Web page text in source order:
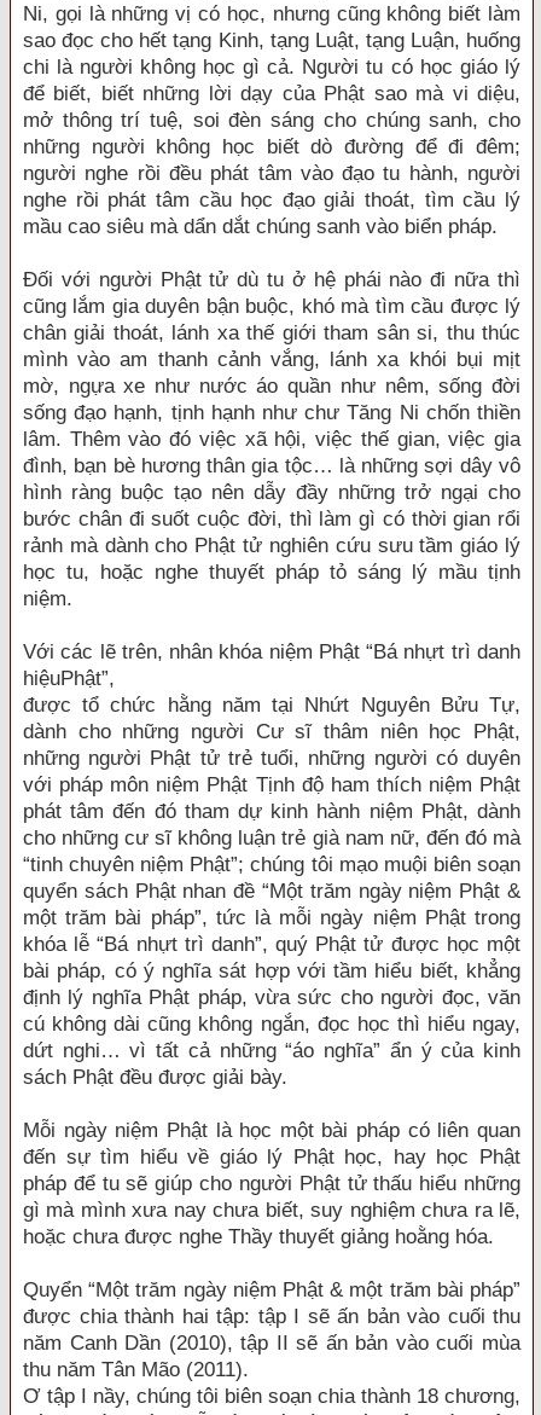
Ni, gọi là những vị có học, nhưng cũng không biết làm
sao đọc cho hết tạng Kinh, tạng Luật, tạng Luận, huống
chi là người không học gì cả. Người tu có học giáo lý
để biết, biết những lời dạy của Phật sao mà vi diệu,
mở thông trí tuệ, soi đèn sáng cho chúng sanh, cho
những người không học biết dò đường để đi đêm;
người nghe rồi đều phát tâm vào đạo tu hành, người
nghe rồi phát tâm cầu học đạo giải thoát, tìm cầu lý
mầu cao siêu mà dẩn dắt chúng sanh vào biển pháp.
Đối với người Phật tử dù tu ở hệ phái nào đi nữa thì
cũng lắm gia duyên bận buộc, khó mà tìm cầu được lý
chân giải thoát, lánh xa thế giới tham sân si, thu thúc
mình vào am thanh cảnh vắng, lánh xa khói bụi mịt
mờ, ngựa xe như nước áo quần như nêm, sống đời
sống đạo hạnh, tịnh hạnh như chư Tăng Ni chốn thiền
lâm. Thêm vào đó việc xã hội, việc thế gian, việc gia
đình, bạn bè hương thân gia tộc… là những sợi dây vô
hình ràng buộc tạo nên dẫy đầy những trở ngại cho
bước chân đi suốt cuộc đời, thì làm gì có thời gian rổi
rảnh mà dành cho Phật tử nghiên cứu sưu tầm giáo lý
học tu, hoặc nghe thuyết pháp tỏ sáng lý mầu tịnh
niệm.
Với các lẽ trên, nhân khóa niệm Phật “Bá nhựt trì danh
hiệuPhật”,
được tổ chức hằng năm tại Nhứt Nguyên Bửu Tự,
dành cho những người Cư sĩ thâm niên học Phật,
những người Phật tử trẻ tuổi, những người có duyên
với pháp môn niệm Phật Tịnh độ ham thích niệm Phật
phát tâm đến đó tham dự kinh hành niệm Phật, dành
cho những cư sĩ không luận trẻ già nam nữ, đến đó mà
“tinh chuyên niệm Phật”; chúng tôi mạo muội biên soạn
quyển sách Phật nhan đề “Một trăm ngày niệm Phật &
một trăm bài pháp”, tức là mỗi ngày niệm Phật trong
khóa lễ “Bá nhựt trì danh”, quý Phật tử được học một
bài pháp, có ý nghĩa sát hợp với tầm hiểu biết, khẳng
định lý nghĩa Phật pháp, vừa sức cho người đọc, văn
cú không dài cũng không ngắn, đọc học thì hiểu ngay,
dứt nghi… vì tất cả những “áo nghĩa” ẩn ý của kinh
sách Phật đều được giải bày.
Mỗi ngày niệm Phật là học một bài pháp có liên quan
đến sự tìm hiểu về giáo lý Phật học, hay học Phật
pháp để tu sẽ giúp cho người Phật tử thấu hiểu những
gì mà mình xưa nay chưa biết, suy nghiệm chưa ra lẽ,
hoặc chưa được nghe Thầy thuyết giảng hoằng hóa.
Quyển “Một trăm ngày niệm Phật & một trăm bài pháp”
được chia thành hai tập: tập I sẽ ấn bản vào cuối thu
năm Canh Dần (2010), tập II sẽ ấn bản vào cuối mùa
thu năm Tân Mão (2011).
Ơ tập I nầy, chúng tôi biên soạn chia thành 18 chương,